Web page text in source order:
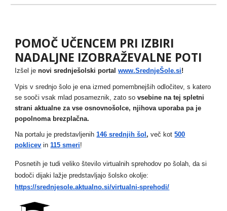
POMOČ UČENCEM PRI IZBIRI
NADALJNE IZOBRAŽEVALNE POTI
Izšel jenovi srednješolski portalwww.SrednjeŠole.si!
Vpis v srednjo šolo je ena izmed pomembnejših odločitev, s katero
se sooči vsak mlad posameznik, zato sovsebine na tej spletni
strani aktualne za vse osnovnošolce, njihova uporaba pa je
popolnoma brezplačna.
Na portalu je predstavljenih146 srednjih šol ,več kot500
poklicev in115 smeri!
Posnetih je tudi veliko število virtualnih sprehodov po šolah, da si
bodoči dijaki lažje predstavljajo šolsko okolje:
https://srednjesole.aktualno.si/virtualni-sprehodi/